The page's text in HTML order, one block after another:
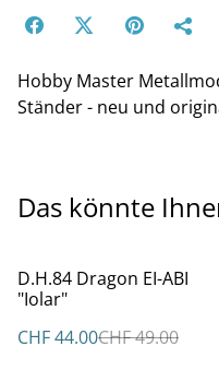
Hobby Master
Ständer - neu und
Das könnte
%
D.H.84 Dragon EI-ABI
"Iolar"
CHF 44.00CHF 49.00